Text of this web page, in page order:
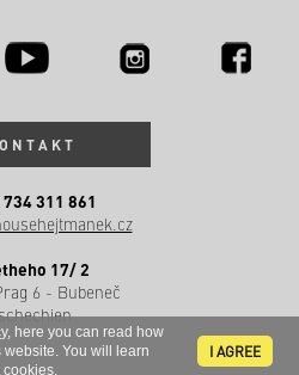
, here you can read how
website. You will learn
cookies.
I AGREE
734 311 861
17/ 2
6 - Bubeneč